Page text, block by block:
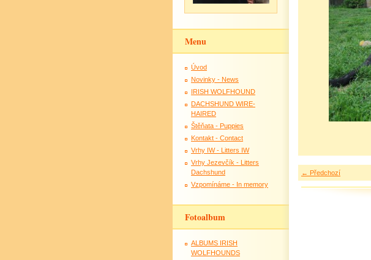
← Předchozí
Menu
Úvod
Novinky - News
IRISH WOLFHOUND
DACHSHUND WIRE-
HAIRED
Štěňata - Puppies
Kontakt - Contact
Vrhy IW - Litters IW
Vrhy Jezevčík - Litters
Dachshund
Vzpomínáme - In memory
Fotoalbum
ALBUMS IRISH
WOLFHOUNDS